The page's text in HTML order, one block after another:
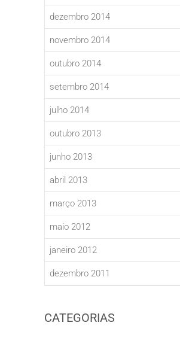
dezembro 2014
novembro 2014
outubro 2014
setembro 2014
julho 2014
outubro 2013
junho 2013
abril 2013
março 2013
maio 2012
janeiro 2012
dezembro 2011
CATEGORIAS